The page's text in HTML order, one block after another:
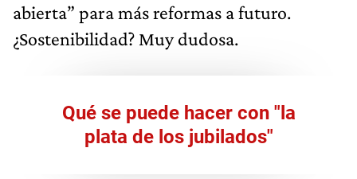
abierta” para más reformas a futuro.
¿Sostenibilidad? Muy dudosa.
Qué se puede hacer con "la
plata de los jubilados"